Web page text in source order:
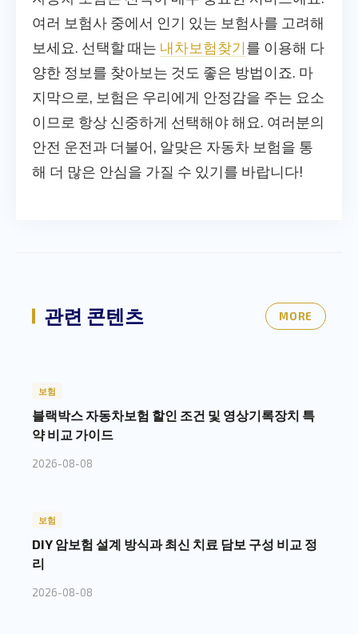
여러 보험사 중에서 인기 있는 보험사를 고려해
보세요. 선택할 때는 내차보험찾기를 이용해 다
양한 정보를 찾아보는 것도 좋은 방법이죠. 마
지막으로, 보험은 우리에게 안정감을 주는 요소
이므로 항상 신중하게 선택해야 해요. 여러분의
안전 운전과 더불어, 알맞은 자동차 보험을 통
해 더 많은 안심을 가질 수 있기를 바랍니다!
관련 콘텐츠 MORE
보험
블랙박스 자동차보험 할인 조건 및 영상기록장치 특
약 비교 가이드
2026-08-08
보험
DIY 암보험 설계 방식과 최신 치료 담보 구성 비교 정
리
2026-08-08